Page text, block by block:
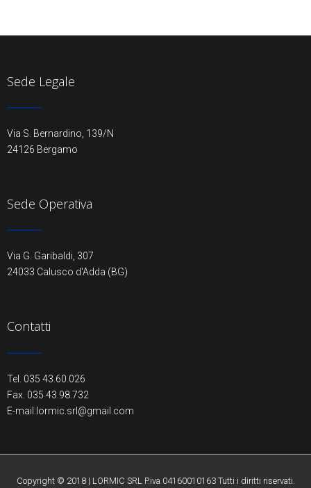
Sede Legale
Via S. Bernardino, 139/N
24126 Bergamo
Sede Operativa
Via G. Garibaldi, 307
24033 Calusco d'Adda (BG)
Contatti
Tel. 035 43.60.026
Fax. 035 43.98.732
E-mail:lormic.srl@gmail.com
Copyright © 2018 | LORMIC SRL P.iva 04160010163 Tutti i diritti riservati.